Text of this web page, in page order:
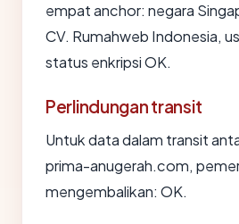
empat anchor: negara
CV. Rumahweb Indonesia,
status enkripsi OK.
Perlindungan transit
Untuk data dalam transit
prima-anugerah.com,
mengembalikan: OK.